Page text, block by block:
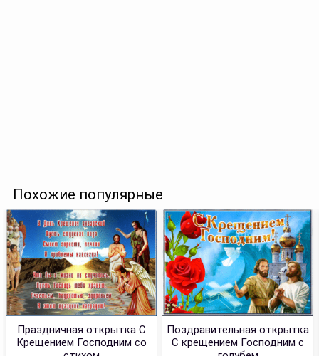
Похожие популярные
Праздничная открытка С
Крещением Господним со
Поздравительная открытка
С крещением Господним с